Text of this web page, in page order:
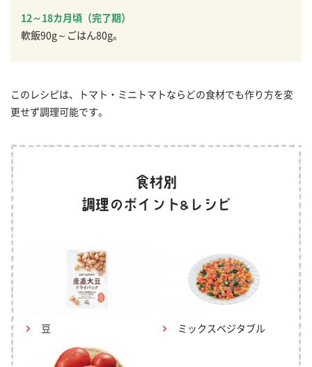
12～18カ月頃（完了期）
軟飯90g～ごはん80g。
このレシピは、トマト・ミニトマトならどの食材でも作り方を変
更せず調理可能です。
豆 ミックスベジタブル